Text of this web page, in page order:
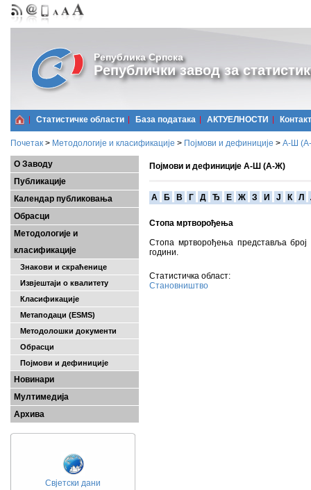
Република Српска
Републички завод за
Статистичке области Базa података АКТУЕЛНОСТИ Контакт
Почетак > Методологије и класификације > Појмови и дефиниције > А-Ш
О Заводу
Публикације
Календар публиковања
Обрасци
Методологије и
класификације
Знакови и скраћенице
Извјештаји о квалитету
Класификације
Метаподаци (ESMS)
Методолошки документи
Обрасци
Појмови и дефиниције
Новинари
Мултимедија
Архива
Свјетски дани
Појмови и дефиниције А-Ш (А-Ж)
A Б В Г Д Ђ Е Ж З И Ј К Л
Стопа мртворођења
Стопа мртворођења представља број
години.
Статистичка област:
Становништво